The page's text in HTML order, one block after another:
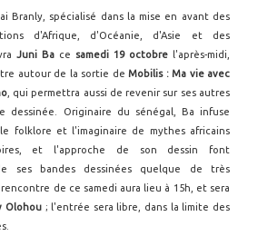
Branly, spécialisé dans la mise en avant des
d'Afrique, d'Océanie, d'Asie et des
Juni Ba ce samedi 19 octobre
l'après-midi,
autour de la sortie de Mobilis : Ma vie avec
, qui permettra aussi de revenir sur ses autres
dessinée. Originaire du sénégal, Ba infuse
folklore et l'imaginaire de mythes africains
et l'approche de son dessin font
ses bandes dessinées quelque de très
de ce samedi aura lieu à 15h, et sera
Olohou; l'entrée sera libre, dans la limite des